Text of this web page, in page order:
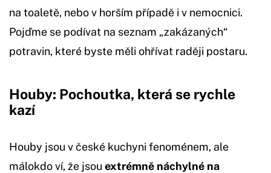
na toaletě, nebo v horším případě i v nemocnici.
Pojďme se podívat na seznam „zakázaných“
potravin, které byste měli ohřívat raději postaru.
Houby: Pochoutka, která se rychle
kazí
Houby jsou v české kuchyni fenoménem, ale
málokdo ví, že jsou extrémně náchylné na